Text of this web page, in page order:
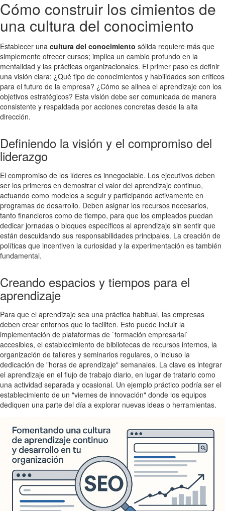
Cómo construir los cimientos de
una cultura del conocimiento
Establecer una cultura del conocimiento sólida requiere más que
simplemente ofrecer cursos; implica un cambio profundo en la
mentalidad y las prácticas organizacionales. El primer paso es definir
una visión clara: ¿Qué tipo de conocimientos y habilidades son críticos
para el futuro de la empresa? ¿Cómo se alinea el aprendizaje con los
objetivos estratégicos? Esta visión debe ser comunicada de manera
consistente y respaldada por acciones concretas desde la alta
dirección.
Definiendo la visión y el compromiso del
liderazgo
El compromiso de los líderes es innegociable. Los ejecutivos deben
ser los primeros en demostrar el valor del aprendizaje continuo,
actuando como modelos a seguir y participando activamente en
programas de desarrollo. Deben asignar los recursos necesarios,
tanto financieros como de tiempo, para que los empleados puedan
dedicar jornadas o bloques específicos al aprendizaje sin sentir que
están descuidando sus responsabilidades principales. La creación de
políticas que incentiven la curiosidad y la experimentación es también
fundamental.
Creando espacios y tiempos para el
aprendizaje
Para que el aprendizaje sea una práctica habitual, las empresas
deben crear entornos que lo faciliten. Esto puede incluir la
implementación de plataformas de `formación empresarial`
accesibles, el establecimiento de bibliotecas de recursos internos, la
organización de talleres y seminarios regulares, o incluso la
dedicación de "horas de aprendizaje" semanales. La clave es integrar
el aprendizaje en el flujo de trabajo diario, en lugar de tratarlo como
una actividad separada y ocasional. Un ejemplo práctico podría ser el
establecimiento de un "viernes de innovación" donde los equipos
dediquen una parte del día a explorar nuevas ideas o herramientas.